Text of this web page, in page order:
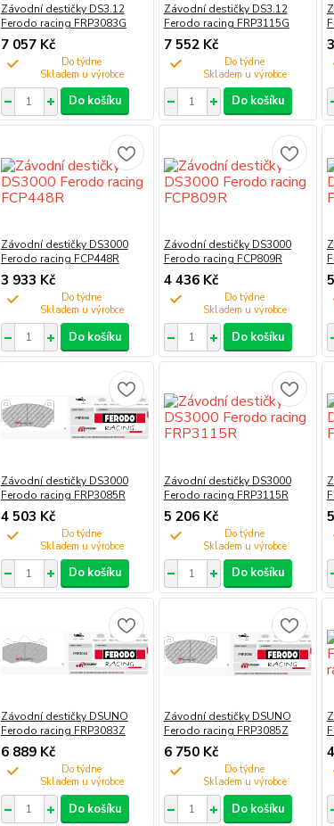
Závodní destičky DS3.12
Ferodo racing FRP3083G
7 057 Kč
Do týdne
Do košíku
Závodní destičky DS3.12
Ferodo racing FRP3115G
7 552 Kč
Do týdne
Do košíku
Závodní destičky DS3000
Ferodo racing FCP448R
3 933 Kč
Do týdne
Do košíku
Závodní destičky DS3000
Ferodo racing FCP809R
4 436 Kč
Do týdne
Do košíku
Závodní destičky DS3000
Ferodo racing FRP3085R
4 503 Kč
Do týdne
Do košíku
Závodní destičky DS3000
Ferodo racing FRP3115R
5 206 Kč
Do týdne
Do košíku
Závodní destičky DSUNO
Ferodo racing FRP3083Z
6 889 Kč
Do týdne
Do košíku
Závodní destičky DSUNO
Ferodo racing FRP3085Z
6 750 Kč
Do týdne
Do košíku